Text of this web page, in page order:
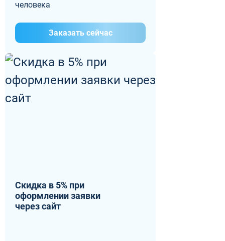
человека
Заказать сейчас
Скидка в 5% при
оформлении заявки
через сайт